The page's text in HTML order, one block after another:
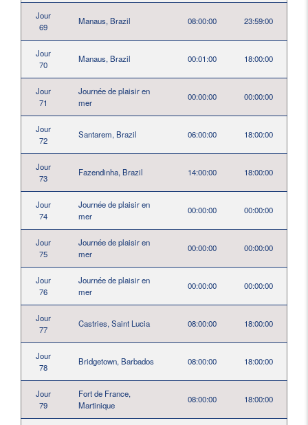
Jour
69
Manaus, Brazil 08:00:00 23:59:00
Jour
70
Manaus, Brazil 00:01:00 18:00:00
Jour
71
Journée de plaisir en
mer
00:00:00 00:00:00
Jour
72
Santarem, Brazil 06:00:00 18:00:00
Jour
73
Fazendinha, Brazil 14:00:00 18:00:00
Jour
74
Journée de plaisir en
mer
00:00:00 00:00:00
Jour
75
Journée de plaisir en
mer
00:00:00 00:00:00
Jour
76
Journée de plaisir en
mer
00:00:00 00:00:00
Jour
77
Castries, Saint Lucia 08:00:00 18:00:00
Jour
78
Bridgetown, Barbados 08:00:00 18:00:00
Jour
79
Fort de France,
Martinique
08:00:00 18:00:00